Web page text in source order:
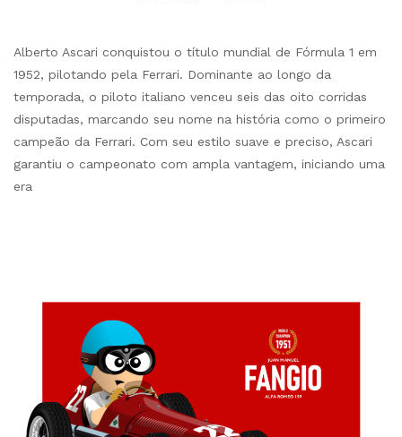
Alberto Ascari conquistou o título mundial de Fórmula 1 em
1952, pilotando pela Ferrari. Dominante ao longo da
temporada, o piloto italiano venceu seis das oito corridas
disputadas, marcando seu nome na história como o primeiro
campeão da Ferrari. Com seu estilo suave e preciso, Ascari
garantiu o campeonato com ampla vantagem, iniciando uma
era